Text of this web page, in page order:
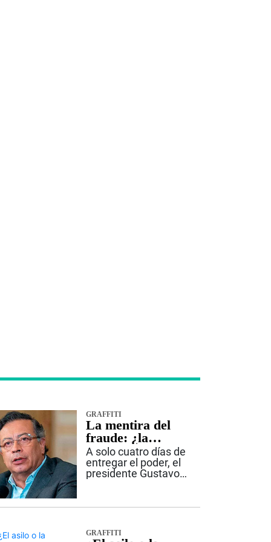
GRAFFITI
La mentira del
fraude: ¿la
estrategia de
Petro para 2027?
A solo cuatro días de
entregar el poder, el
presidente Gustavo
en las elecciones
hizo nuevamente sin
presentar pruebas
GRAFFITI